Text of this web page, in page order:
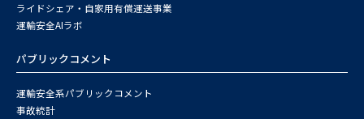
ライドシェア・自家用有償運送事業
運輸安全AIラボ
パブリックコメント
運輸安全系パブリックコメント
事故統計